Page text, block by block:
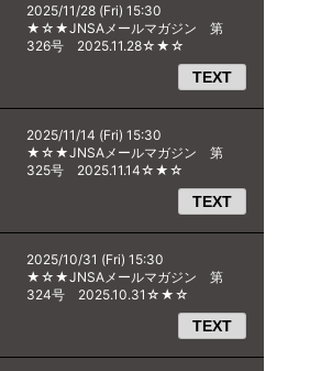
2025/11/28 (Fri) 15:30
★☆★JNSAメールマガジン 第
326号 2025.11.28☆★☆
TEXT
2025/11/14 (Fri) 15:30
★☆★JNSAメールマガジン 第
325号 2025.11.14☆★☆
TEXT
2025/10/31 (Fri) 15:30
★☆★JNSAメールマガジン 第
324号 2025.10.31☆★☆
TEXT